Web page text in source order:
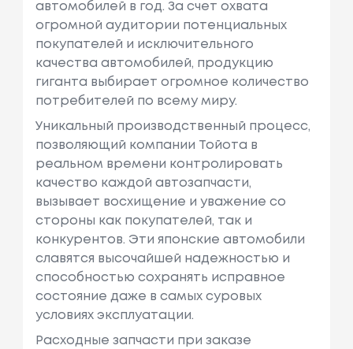
автомобилей в год. За счет охвата
огромной аудитории потенциальных
покупателей и исключительного
качества автомобилей, продукцию
гиганта выбирает огромное количество
потребителей по всему миру.
Уникальный производственный процесс,
позволяющий компании Тойота в
реальном времени контролировать
качество каждой автозапчасти,
вызывает восхищение и уважение со
стороны как покупателей, так и
конкурентов. Эти японские автомобили
славятся высочайшей надежностью и
способностью сохранять исправное
состояние даже в самых суровых
условиях эксплуатации.
Расходные запчасти при заказе